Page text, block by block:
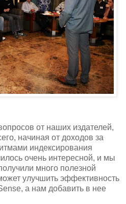
от наших издателей,
начиная от доходов за
индексирования
очень интересной, и мы
много полезной
улучшить эффективность
а нам добавить в нее